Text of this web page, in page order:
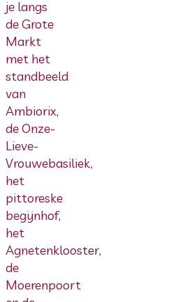
je langs
de Grote
Markt
met het
standbeeld
van
Ambiorix,
de Onze-
Lieve-
Vrouwebasiliek,
het
pittoreske
begijnhof,
het
Agnetenklooster,
de
Moerenpoort